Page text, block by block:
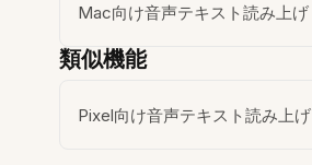
Mac向け音声テキスト読み上げ
類似機能
Pixel向け音声テキスト読み上げ